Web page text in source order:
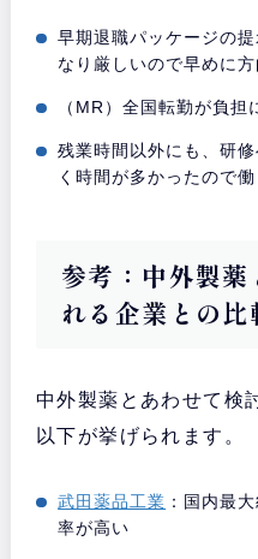
早期退職パッケージの
なり厳しいので早めに
（MR）全国転勤が負
残業時間以外にも、研
く時間が多かったので
参考：中外製
れる企業との比
中外製薬とあわせて検
以下が挙げられます。
武田薬品工業 ：国内最
率が高い